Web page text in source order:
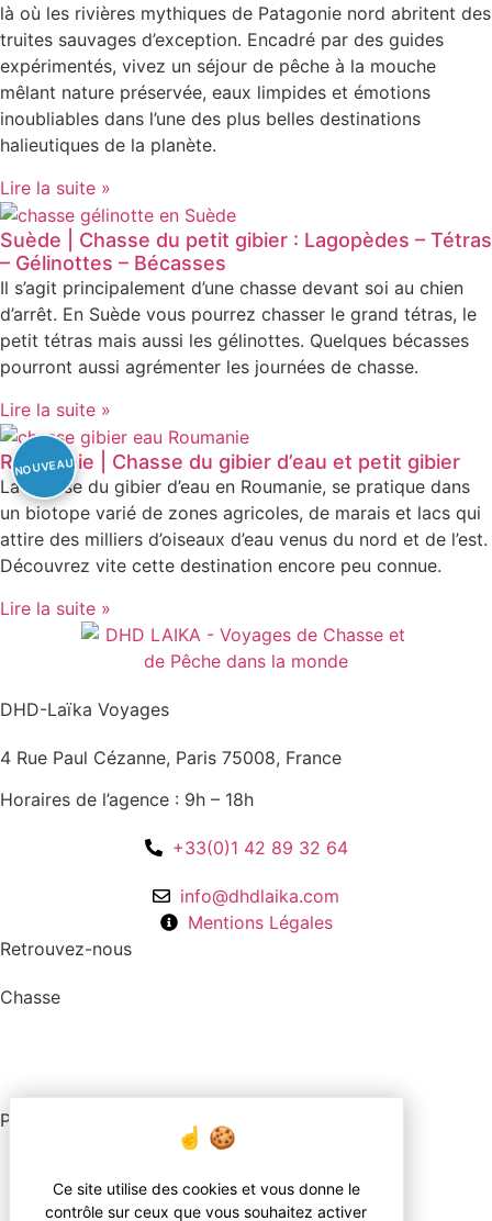
là où les rivières mythiques de Patagonie nord abritent des
truites sauvages d’exception. Encadré par des guides
expérimentés, vivez un séjour de pêche à la mouche
mêlant nature préservée, eaux limpides et émotions
inoubliables dans l’une des plus belles destinations
halieutiques de la planète.
Lire la suite »
Suède | Chasse du petit gibier : Lagopèdes – Tétras
– Gélinottes – Bécasses
Il s’agit principalement d’une chasse devant soi au chien
d’arrêt. En Suède vous pourrez chasser le grand tétras, le
petit tétras mais aussi les gélinottes. Quelques bécasses
pourront aussi agrémenter les journées de chasse.
Lire la suite »
Roumanie | Chasse du gibier d’eau et petit gibier
La chasse du gibier d’eau en Roumanie, se pratique dans
un biotope varié de zones agricoles, de marais et lacs qui
attire des milliers d’oiseaux d’eau venus du nord et de l’est.
Découvrez vite cette destination encore peu connue.
Lire la suite »
DHD-Laïka Voyages
4 Rue Paul Cézanne, Paris 75008, France
Horaires de l’agence : 9h – 18h
+33(0)1 42 89 32 64
info@dhdlaika.com
Mentions Légales
Retrouvez-nous
Chasse
Pêche
Ce site utilise des cookies et vous donne le
contrôle sur ceux que vous souhaitez activer